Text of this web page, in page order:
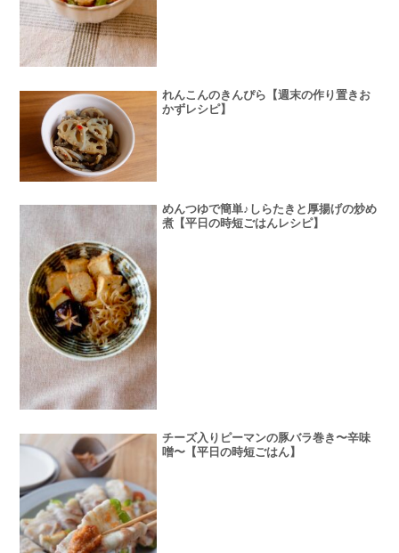
れんこんのきんぴら【週末の作り置きお
かずレシピ】
めんつゆで簡単♪しらたきと厚揚げの炒め
煮【平日の時短ごはんレシピ】
チーズ入りピーマンの豚バラ巻き〜辛味
噌〜【平日の時短ごはん】